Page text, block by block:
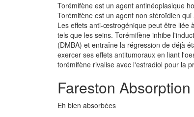
Torémifène est un agent antinéoplasique
Torémifène est un agent non stéroïdien
Les effets anti-œstrogénique peut être liée
tels que les seins. Torémifène inhibe
(DMBA) et entraîne la régression de déjà
exercer ses effets antitumoraux en liant
torémifène rivalise avec l'estradiol pour la
Fareston Absorption
Eh bien absorbées